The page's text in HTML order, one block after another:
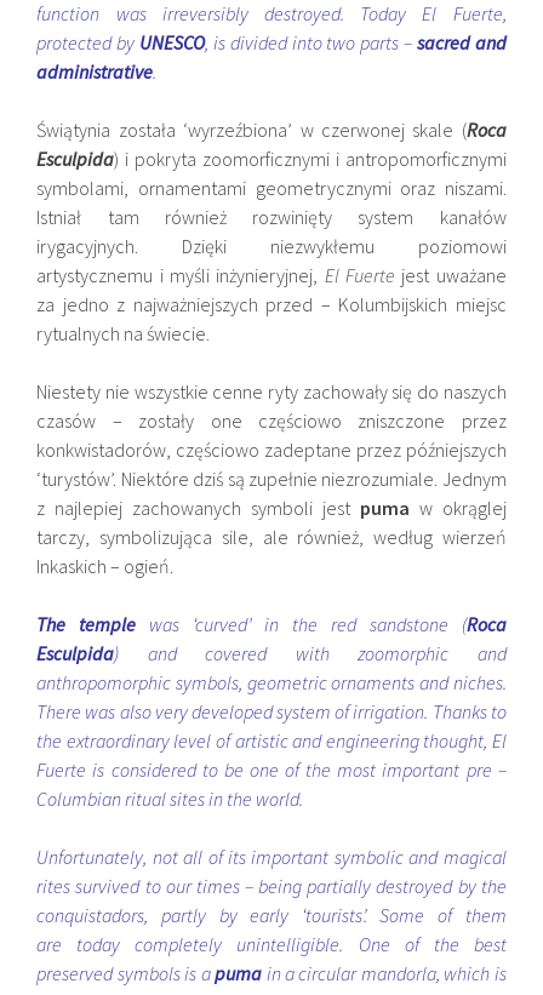
function was irreversibly destroyed. Today El Fuerte,
protected by UNESCO, is divided into two parts – sacred and
administrative.
Świątynia została ‘wyrzeźbiona’ w czerwonej skale (Roca
Esculpida) i pokryta zoomorficznymi i antropomorficznymi
symbolami, ornamentami geometrycznymi oraz niszami.
Istniał tam również rozwinięty system kanałów
irygacyjnych. Dzięki niezwykłemu poziomowi
artystycznemu i myśli inżynieryjnej, El Fuerte jest uważane
za jedno z najważniejszych przed – Kolumbijskich miejsc
rytualnych na świecie.
Niestety nie wszystkie cenne ryty zachowały się do naszych
czasów – zostały one częściowo zniszczone przez
konkwistadorów, częściowo zadeptane przez późniejszych
‘turystów’. Niektóre dziś są zupełnie niezrozumiale. Jednym
z najlepiej zachowanych symboli jest puma w okrąglej
tarczy, symbolizująca sile, ale również, według wierzeń
Inkaskich – ogień.
The temple was ‘curved’ in the red sandstone (Roca
Esculpida) and covered with zoomorphic and
anthropomorphic symbols, geometric ornaments and niches.
There was also very developed system of irrigation. Thanks to
the extraordinary level of artistic and engineering thought, El
Fuerte is considered to be one of the most important pre –
Columbian ritual sites in the world.
Unfortunately, not all of its important symbolic and magical
rites survived to our times – being partially destroyed by the
conquistadors, partly by early ‘tourists’. Some of them
are today completely unintelligible. One of the best
preserved symbols is apuma in a circular mandorla, which is